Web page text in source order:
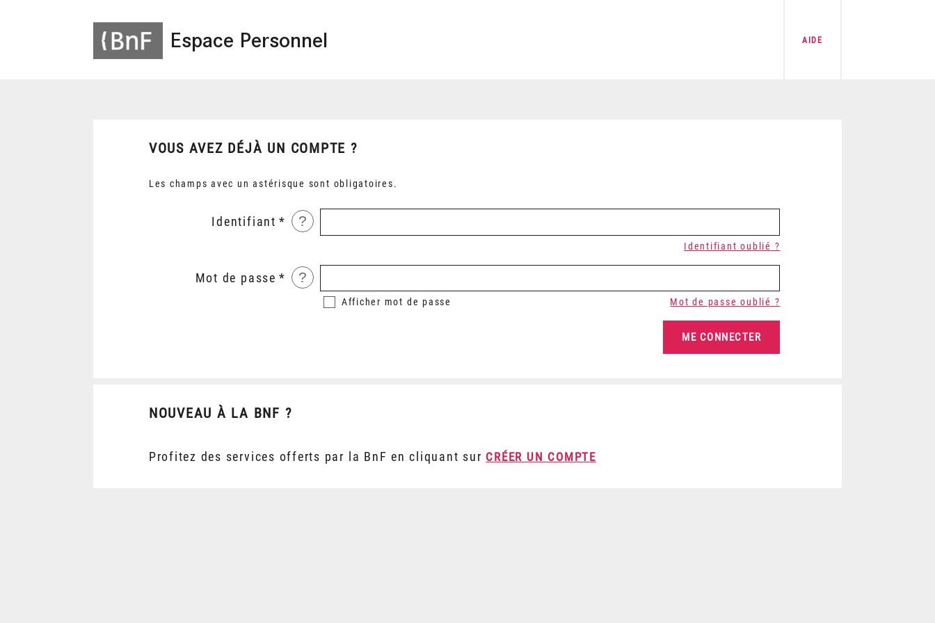
Espace Personnel AIDE
VOUS AVEZ DÉJÀ UN COMPTE ?
Les champs avec un astérisque sont obligatoires.
Identifiant ?
Identifiant oublié ?
Mot de passe ?
Afficher mot de passe Mot de passe oublié ?
NOUVEAU À LA BNF ?
Profitez des services offerts par la BnF en cliquant sur CRÉER UN COMPTE